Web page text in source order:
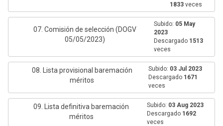
1833 veces
07. Comisión de selección (DOGV
05/05/2023)
Subido: 05 May
2023
Descargado 1513
veces
08. Lista provisional baremación
méritos
Subido: 03 Jul 2023
Descargado 1671
veces
09. Lista definitiva baremación
méritos
Subido: 03 Aug 2023
Descargado 1692
veces